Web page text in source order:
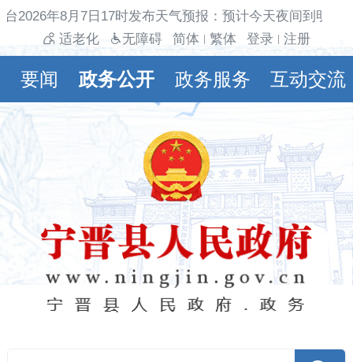
2026年8月7日17时发布天气预报：预计今天夜间到明
适老化
无障碍 简体 繁体 登录 注册
要闻 政务公开 政务服务 互动交流